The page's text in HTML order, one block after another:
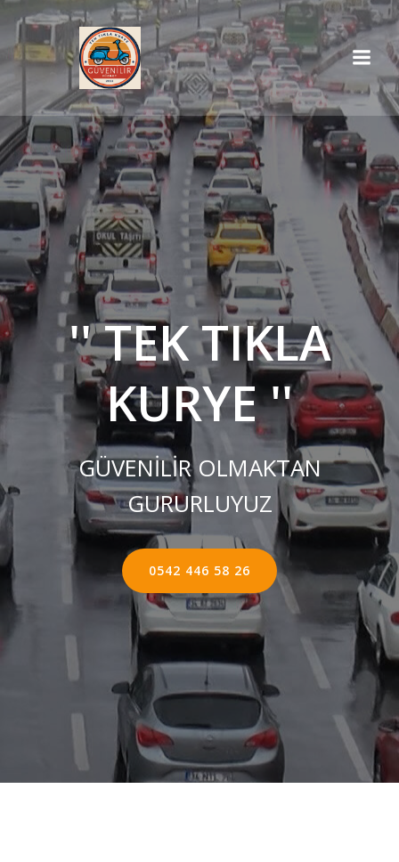
İçeriğe
geç
'' TEK TIKLA
KURYE ''
GÜVENİLİR OLMAKTAN
GURURLUYUZ
0542 446 58 26